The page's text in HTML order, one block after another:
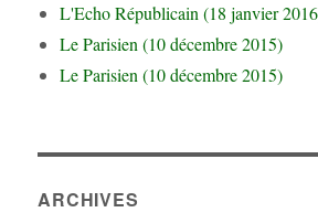
L'Echo Républicain (18 janvier
Le Parisien (10 décembre 2015)
Le Parisien (10 décembre 2015)
ARCHIVES